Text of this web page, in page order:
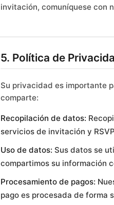
invitación, comuníquese con
5. Política de
Su privacidad es importante
comparte:
Recopilación de datos:
servicios de invitación y
Uso de datos: Sus datos se
compartimos su información
Procesamiento de pagos:
pago es procesada de forma